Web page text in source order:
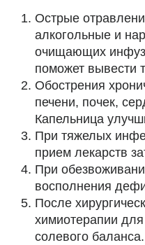
Острые
алкогольные и
очищающих
поможет вывести
Обострения
печени, почек,
Капельница
При тяжелых
прием лекарств
При
восполнения
После
химиотерапии
солевого баланса.